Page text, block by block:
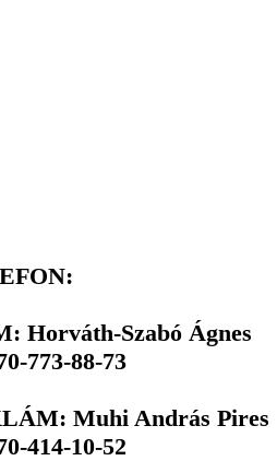
Horváth-Szabó Ágnes
773-88-73
Muhi András Pires
414-10-52